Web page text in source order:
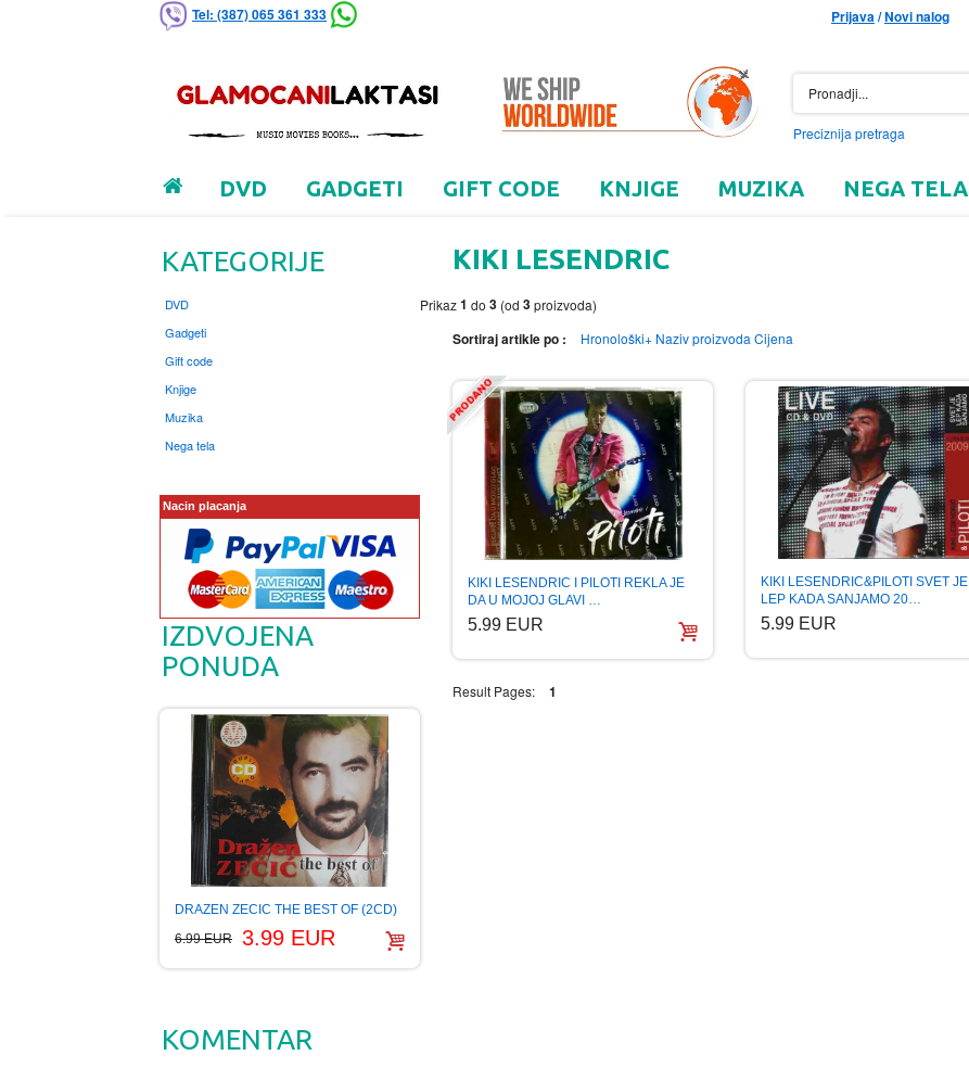
Tel: (387) 065 361 333 Prijava/Novi nalog
Preciznija pretraga
DVD GADGETI GIFT CODE KNJIGE MUZIKA NEGA TELA
KIKI LESENDRIC
Prikaz1 do 3 (od 3proizvoda)
Sortiraj artikle po : Hronološki+ Naziv proizvoda Cijena
KIKI LESENDRIC I PILOTI REKLA JE
DA U MOJOJ GLAVI …
5.99 EUR
KIKI LESENDRIC&PILOTI SVET JE
LEP KADA SANJAMO 20…
5.99 EUR
Result Pages: 1
KATEGORIJE
DVD
Gadgeti
Gift code
Knjige
Muzika
Nega tela
Nacin placanja
IZDVOJENA
PONUDA
DRAZEN ZECIC THE BEST OF (2CD)
6.99 EUR
3.99 EUR
KOMENTAR